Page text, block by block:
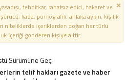
tehditkar, rahatsız edici, hakaret ve
kaba, pornografik, ahlaka aykırı, kişilik
niteliklerde içeriklerden doğan her türlü
içeriği gönderen kişiye aittir.
Sürümüne Geç
telif hakları gazete ve haber